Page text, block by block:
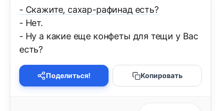
- Скажите, сахар-рафинад есть?
- Нет.
- Ну а какие еще конфеты для тещи у Вас
есть?
Поделиться! Копировать